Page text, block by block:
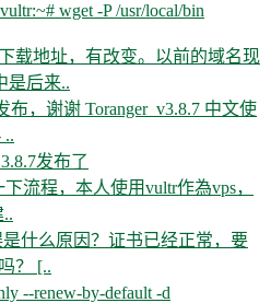
wget -P /usr/local/bin
载地址，有改变。以前的域名现
是后来..
布，谢谢 Toranger_v3.8.7 中文使
..
发布了
流程，本人使用vultr作為vps，
..
什么原因？证书已经正常，要
？ [..
--renew-by-default -d